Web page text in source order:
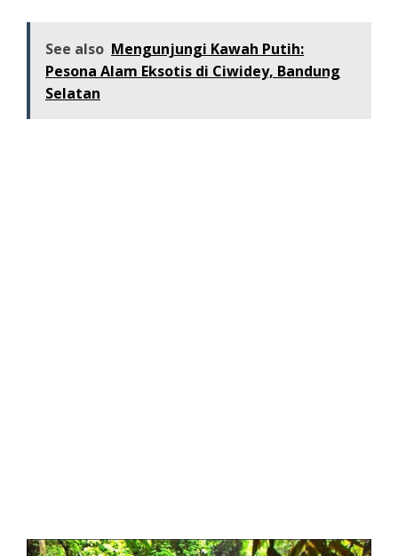
See also Mengunjungi Kawah Putih:
Pesona Alam Eksotis di Ciwidey, Bandung
Selatan